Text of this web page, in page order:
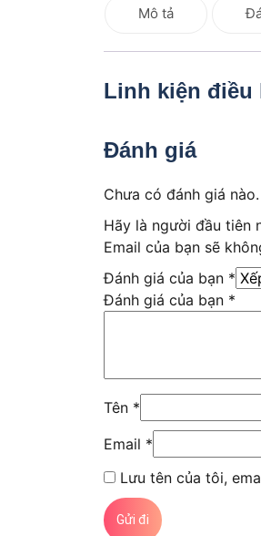
Mô tả
Linh kiện điều
Đánh giá
Chưa có đánh giá nào.
Hãy là người đầu tiên
Email của bạn sẽ
Đánh giá của bạn *
Đánh giá của bạn *
Tên *
Email *
Lưu tên của tôi,